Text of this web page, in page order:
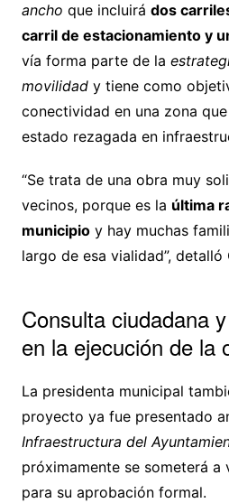
ancho que incluirá dos
carril de estacionamiento y
vía forma parte de la
movilidady tiene como
conectividad en una zona
estado rezagada en
“Se trata de una obra muy
vecinos, porque es la última
municipioy hay muchas
largo de esa vialidad”, detalló
Consulta ciudadana
en la ejecución de la
La presidenta municipal
proyecto ya fue presentado
Infraestructura del
próximamente se someterá a
para su aprobación formal.